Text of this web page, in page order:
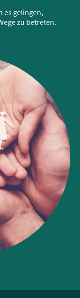
es gelingen,
zu betreten.